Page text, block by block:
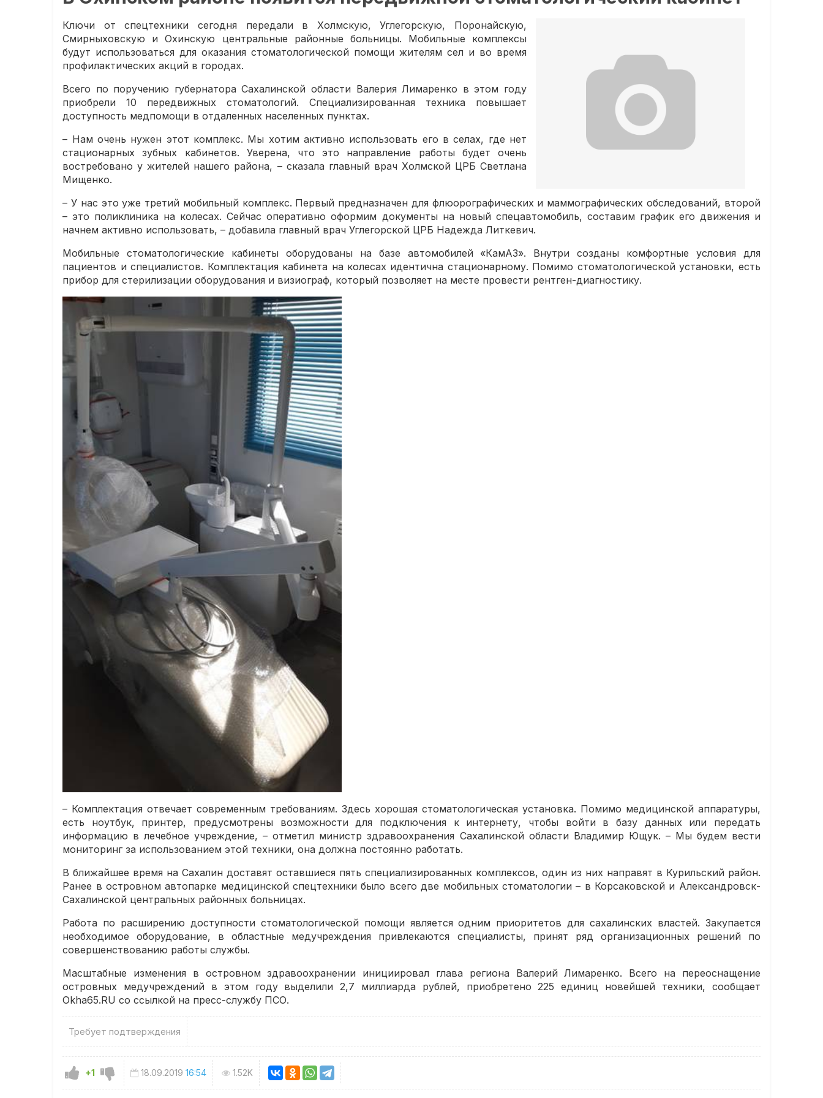
Ключи от спецтехники сегодня передали в Холмскую, Углегорскую, Поронайскую,
Смирныховскую и Охинскую центральные районные больницы. Мобильные комплексы
будут использоваться для оказания стоматологической помощи жителям сел и во время
профилактических акций в городах.
Всего по поручению губернатора Сахалинской области Валерия Лимаренко в этом году
приобрели 10 передвижных стоматологий. Специализированная техника повышает
доступность медпомощи в отдаленных населенных пунктах.
– Нам очень нужен этот комплекс. Мы хотим активно использовать его в селах, где нет
стационарных зубных кабинетов. Уверена, что это направление работы будет очень
востребовано у жителей нашего района, – сказала главный врач Холмской ЦРБ Светлана
Мищенко.
– У нас это уже третий мобильный комплекс. Первый предназначен для флюорографических и маммографических обследований, второй
– это поликлиника на колесах. Сейчас оперативно оформим документы на новый спецавтомобиль, составим график его движения и
начнем активно использовать, – добавила главный врач Углегорской ЦРБ Надежда Литкевич.
Мобильные стоматологические кабинеты оборудованы на базе автомобилей «КамАЗ». Внутри созданы комфортные условия для
пациентов и специалистов. Комплектация кабинета на колесах идентична стационарному. Помимо стоматологической установки, есть
прибор для стерилизации оборудования и визиограф, который позволяет на месте провести рентген-диагностику.
– Комплектация отвечает современным требованиям. Здесь хорошая стоматологическая установка. Помимо медицинской аппаратуры,
есть ноутбук, принтер, предусмотрены возможности для подключения к интернету, чтобы войти в базу данных или передать
информацию в лечебное учреждение, – отметил министр здравоохранения Сахалинской области Владимир Ющук. – Мы будем вести
мониторинг за использованием этой техники, она должна постоянно работать.
В ближайшее время на Сахалин доставят оставшиеся пять специализированных комплексов, один из них направят в Курильский район.
Ранее в островном автопарке медицинской спецтехники было всего две мобильных стоматологии – в Корсаковской и Александровск-
Сахалинской центральных районных больницах.
Работа по расширению доступности стоматологической помощи является одним приоритетов для сахалинских властей. Закупается
необходимое оборудование, в областные медучреждения привлекаются специалисты, принят ряд организационных решений по
совершенствованию работы службы.
Масштабные изменения в островном здравоохранении инициировал глава региона Валерий Лимаренко. Всего на переоснащение
островных медучреждений в этом году выделили 2,7 миллиарда рублей, приобретено 225 единиц новейшей техники, сообщает
Okha65.RU со ссылкой на пресс-службу ПСО.
Требует подтверждения
+1 18.09.2019 16:54 1.52K